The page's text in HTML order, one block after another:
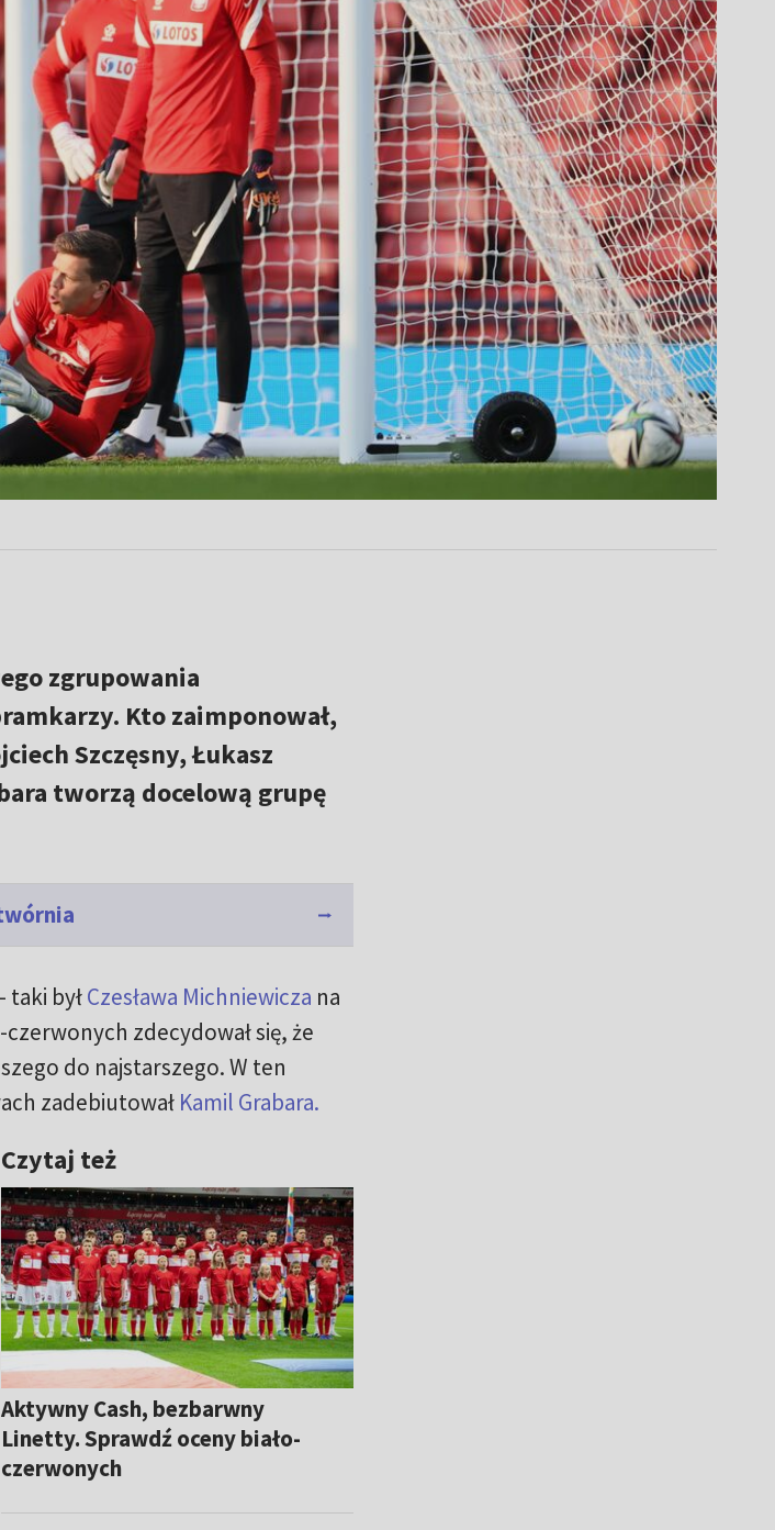
zgrupowania
Kto zaimponował,
Szczęsny, Łukasz
tworzą docelową grupę
taki byłCzesława Michniewicza na
zdecydował się, że
do najstarszego. W ten
zadebiutował Kamil Grabara.
Czytaj też
Aktywny Cash, bezbarwny
Linetty. Sprawdź oceny biało-
czerwonych